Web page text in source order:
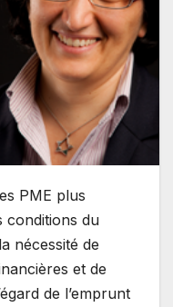
PME plus
conditions du
nécessité de
et de
de l’emprunt